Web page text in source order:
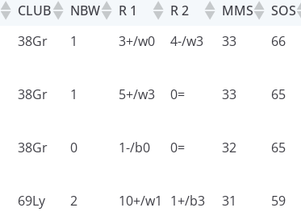
CLUB NBW R 1 R 2 MMS
SOS
38Gr 1 3+/w0 4-/w3 33 66
38Gr 1 5+/w3 0= 33 65
38Gr 0 1-/b0 0= 32 65
69Ly 2 10+/w1 1+/b3 31 59